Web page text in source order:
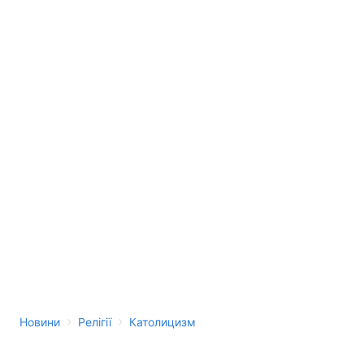
Новини › Релігії › Католицизм